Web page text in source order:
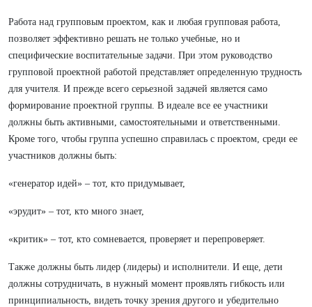
Работа над групповым проектом, как и любая групповая работа,
позволяет эффективно решать не только учебные, но и
специфические воспитательные задачи. При этом руководство
групповой проектной работой представляет определенную трудность
для учителя. И прежде всего серьезной задачей является само
формирование проектной группы. В идеале все ее участники
должны быть активными, самостоятельными и ответственными.
Кроме того, чтобы группа успешно справилась с проектом, среди ее
участников должны быть:
«генератор идей» – тот, кто придумывает,
«эрудит» – тот, кто много знает,
«критик» – тот, кто сомневается, проверяет и перепроверяет.
Также должны быть лидер (лидеры) и исполнители. И еще, дети
должны сотрудничать, в нужный момент проявлять гибкость или
принципиальность, видеть точку зрения другого и убедительно